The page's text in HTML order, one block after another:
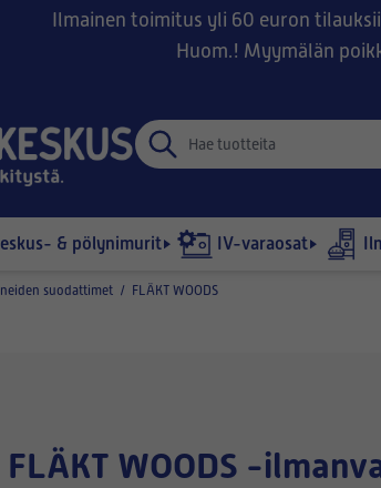
Ilmainen toimitus yli 60 euron
Huom.! Myymälän
& pölynimurit IV-varaosat
suodattimet / FLÄKT WOODS
WOODS -